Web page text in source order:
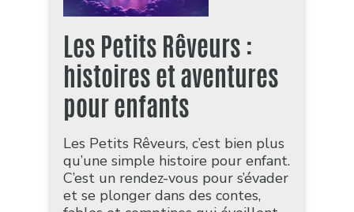
Les Petits Rêveurs :
histoires et aventures
pour enfants
Les Petits Rêveurs, c’est bien plus
qu’une simple histoire pour enfant.
C’est un rendez-vous pour s’évader
et se plonger dans des contes,